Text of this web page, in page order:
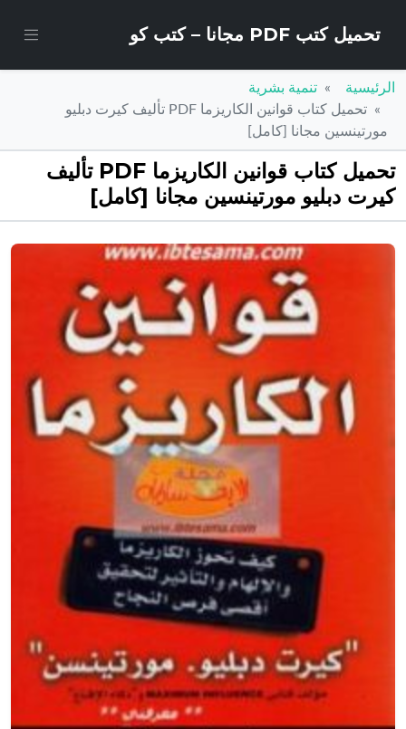
تحميل كتب PDF مجانا – كتب كو
الرئيسية
تنمية بشرية
تحميل كتاب قوانين الكاريزما PDF تأليف كيرت دبليو
مورتينسين مجانا [كامل]
تحميل كتاب قوانين الكاريزما PDF تأليف
كيرت دبليو مورتينسين مجانا [كامل]